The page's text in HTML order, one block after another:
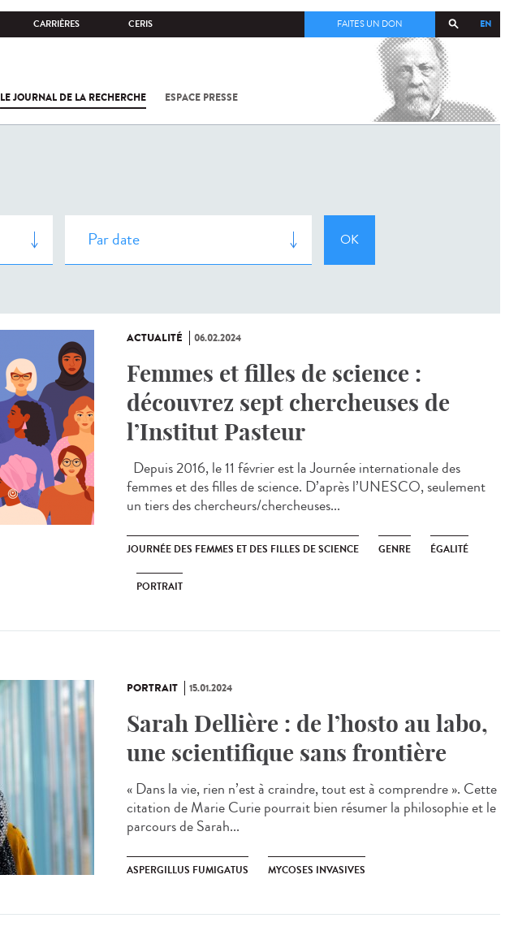
CARRIÈRES CERIS EN
FAITES UN DON
LE JOURNAL DE LA RECHERCHE ESPACE PRESSE
COV-2 /
ACTUALITÉ 06.02.2024
Femmes et filles de science :
découvrez sept chercheuses de
l’Institut Pasteur
Depuis 2016, le 11 février est la Journée internationale des
femmes et des filles de science. D’après l’UNESCO, seulement
un tiers des chercheurs/chercheuses...
JOURNÉE DES FEMMES ET DES FILLES DE SCIENCE GENRE ÉGALITÉ
PORTRAIT
PORTRAIT 15.01.2024
Sarah Dellière : de l’hosto au labo,
une scientifique sans frontière
« Dans la vie, rien n’est à craindre, tout est à comprendre ». Cette
citation de Marie Curie pourrait bien résumer la philosophie et le
parcours de Sarah...
ASPERGILLUS FUMIGATUS MYCOSES INVASIVES